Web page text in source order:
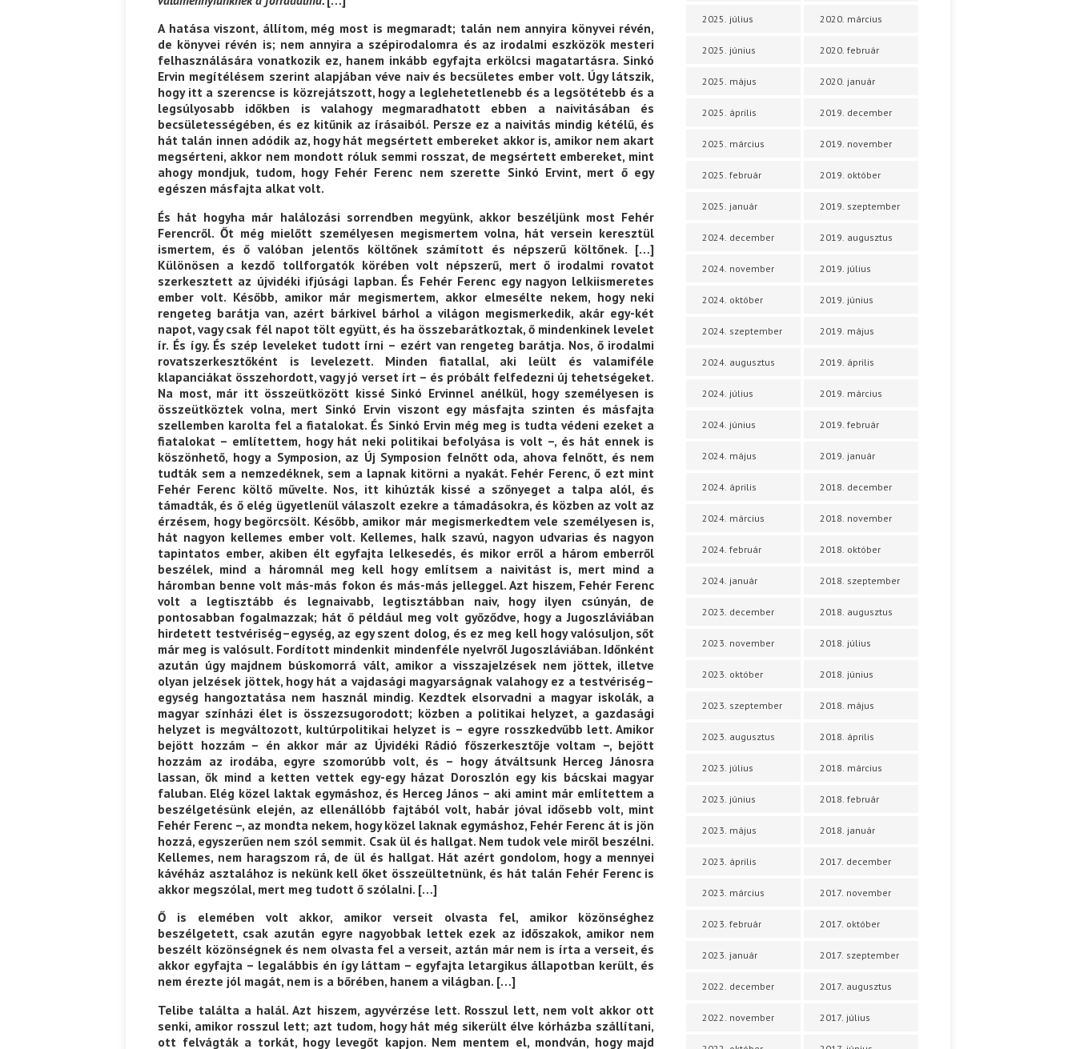
A hatása viszont, állítom, még most is megmaradt; talán nem annyira könyvei révén,
de könyvei révén is; nem annyira a szépirodalomra és az irodalmi eszközök mesteri
felhasználására vonatkozik ez, hanem inkább egyfajta erkölcsi magatartásra. Sinkó
Ervin megítélésem szerint alapjában véve naiv és becsületes ember volt. Úgy látszik,
hogy itt a szerencse is közrejátszott, hogy a leglehetetlenebb és a legsötétebb és a
legsúlyosabb időkben is valahogy megmaradhatott ebben a naivitásában és
becsületességében, és ez kitűnik az írásaiból. Persze ez a naivitás mindig kétélű, és
hát talán innen adódik az, hogy hát megsértett embereket akkor is, amikor nem akart
megsérteni, akkor nem mondott róluk semmi rosszat, de megsértett embereket, mint
ahogy mondjuk, tudom, hogy Fehér Ferenc nem szerette Sinkó Ervint, mert ő egy
egészen másfajta alkat volt.
És hát hogyha már halálozási sorrendben megyünk, akkor beszéljünk most Fehér
Ferencről. Őt még mielőtt személyesen megismertem volna, hát versein keresztül
ismertem, és ő valóban jelentős költőnek számított és népszerű költőnek. […]
Különösen a kezdő tollforgatók körében volt népszerű, mert ő irodalmi rovatot
szerkesztett az újvidéki ifjúsági lapban. És Fehér Ferenc egy nagyon lelkiismeretes
ember volt. Később, amikor már megismertem, akkor elmesélte nekem, hogy neki
rengeteg barátja van, azért bárkivel bárhol a világon megismerkedik, akár egy-két
napot, vagy csak fél napot tölt együtt, és ha összebarátkoztak, ő mindenkinek levelet
ír. És így. És szép leveleket tudott írni – ezért van rengeteg barátja. Nos, ő irodalmi
rovatszerkesztőként is levelezett. Minden fiatallal, aki leült és valamiféle
klapanciákat összehordott, vagy jó verset írt – és próbált felfedezni új tehetségeket.
Na most, már itt összeütközött kissé Sinkó Ervinnel anélkül, hogy személyesen is
összeütköztek volna, mert Sinkó Ervin viszont egy másfajta szinten és másfajta
szellemben karolta fel a fiatalokat. És Sinkó Ervin még meg is tudta védeni ezeket a
fiatalokat – említettem, hogy hát neki politikai befolyása is volt –, és hát ennek is
köszönhető, hogy a Symposion, az Új Symposion felnőtt oda, ahova felnőtt, és nem
tudták sem a nemzedéknek, sem a lapnak kitörni a nyakát. Fehér Ferenc, ő ezt mint
Fehér Ferenc költő művelte. Nos, itt kihúzták kissé a szőnyeget a talpa alól, és
támadták, és ő elég ügyetlenül válaszolt ezekre a támadásokra, és közben az volt az
érzésem, hogy begörcsölt. Később, amikor már megismerkedtem vele személyesen is,
hát nagyon kellemes ember volt. Kellemes, halk szavú, nagyon udvarias és nagyon
tapintatos ember, akiben élt egyfajta lelkesedés, és mikor erről a három emberről
beszélek, mind a háromnál meg kell hogy említsem a naivitást is, mert mind a
háromban benne volt más-más fokon és más-más jelleggel. Azt hiszem, Fehér Ferenc
volt a legtisztább és legnaivabb, legtisztábban naiv, hogy ilyen csúnyán, de
pontosabban fogalmazzak; hát ő például meg volt győződve, hogy a Jugoszláviában
hirdetett testvériség–egység, az egy szent dolog, és ez meg kell hogy valósuljon, sőt
már meg is valósult. Fordított mindenkit mindenféle nyelvről Jugoszláviában. Időnként
azután úgy majdnem búskomorrá vált, amikor a visszajelzések nem jöttek, illetve
olyan jelzések jöttek, hogy hát a vajdasági magyarságnak valahogy ez a testvériség–
egység hangoztatása nem használ mindig. Kezdtek elsorvadni a magyar iskolák, a
magyar színházi élet is összezsugorodott; közben a politikai helyzet, a gazdasági
helyzet is megváltozott, kultúrpolitikai helyzet is – egyre rosszkedvűbb lett. Amikor
bejött hozzám – én akkor már az Újvidéki Rádió főszerkesztője voltam –, bejött
hozzám az irodába, egyre szomorúbb volt, és – hogy átváltsunk Herceg Jánosra
lassan, ők mind a ketten vettek egy-egy házat Doroszlón egy kis bácskai magyar
faluban. Elég közel laktak egymáshoz, és Herceg János – aki amint már említettem a
beszélgetésünk elején, az ellenállóbb fajtából volt, habár jóval idősebb volt, mint
Fehér Ferenc –, az mondta nekem, hogy közel laknak egymáshoz, Fehér Ferenc át is jön
hozzá, egyszerűen nem szól semmit. Csak ül és hallgat. Nem tudok vele miről beszélni.
Kellemes, nem haragszom rá, de ül és hallgat. Hát azért gondolom, hogy a mennyei
kávéház asztalához is nekünk kell őket összeültetnünk, és hát talán Fehér Ferenc is
akkor megszólal, mert meg tudott ő szólalni. […]
Ő is elemében volt akkor, amikor verseit olvasta fel, amikor közönséghez
beszélgetett, csak azután egyre nagyobbak lettek ezek az időszakok, amikor nem
beszélt közönségnek és nem olvasta fel a verseit, aztán már nem is írta a verseit, és
akkor egyfajta – legalábbis én így láttam – egyfajta letargikus állapotban került, és
nem érezte jól magát, nem is a bőrében, hanem a világban. […]
Telibe találta a halál. Azt hiszem, agyvérzése lett. Rosszul lett, nem volt akkor ott
senki, amikor rosszul lett; azt tudom, hogy hát még sikerült élve kórházba szállítani,
ott felvágták a torkát, hogy levegőt kapjon. Nem mentem el, mondván, hogy majd
2025. július
2025. június
2025. május
2025. április
2025. március
2025. február
2025. január
2024. december
2024. november
2024. október
2024. szeptember
2024. augusztus
2024. július
2024. június
2024. május
2024. április
2024. március
2024. február
2024. január
2023. december
2023. november
2023. október
2023. szeptember
2023. augusztus
2023. július
2023. június
2023. május
2023. április
2023. március
2023. február
2023. január
2022. december
2022. november
2020. március
2020. február
2020. január
2019. december
2019. november
2019. október
2019. szeptember
2019. augusztus
2019. július
2019. június
2019. május
2019. április
2019. március
2019. február
2019. január
2018. december
2018. november
2018. október
2018. szeptember
2018. augusztus
2018. július
2018. június
2018. május
2018. április
2018. március
2018. február
2018. január
2017. december
2017. november
2017. október
2017. szeptember
2017. augusztus
2017. július